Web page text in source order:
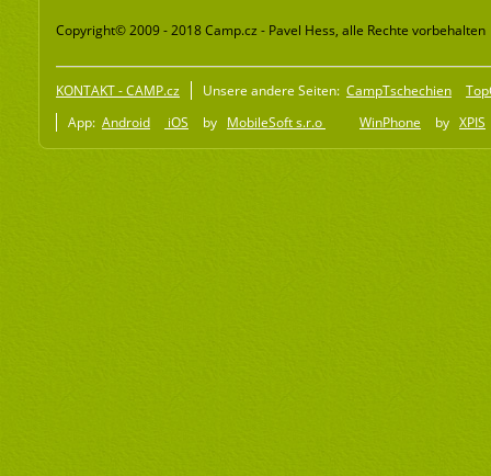
Copyright© 2009 - 2018 Camp.cz - Pavel Hess, alle Rechte vorbehalten
KONTAKT - CAMP.cz Unsere andere Seiten: CampTschechien
App: Android iOS by MobileSoft s.r.o WinPhone by XPIS